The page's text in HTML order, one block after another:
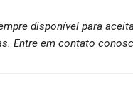
disponível para
Entre em contato